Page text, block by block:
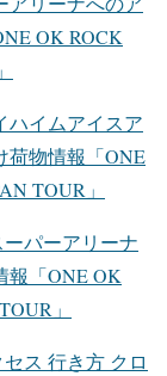
OK ROCK
ハイムアイスア
荷物情報「ONE
TOUR」
パーアリーナ
報「ONE OK
」
ス 行き方 クロ